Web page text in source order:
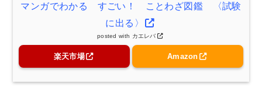
マンガでわかる すごい！ ことわざ図鑑 〈試験
に出る〉
posted with カエレバ
楽天市場 Amazon